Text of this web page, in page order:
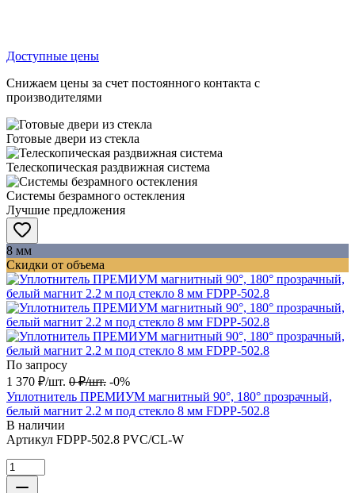
Доступные цены
Снижаем цены за счет постоянного контакта с
производителями
Готовые двери из стекла
Телескопическая раздвижная система
Системы безрамного остекления
Лучшие предложения
8 мм
Скидки от объема
По запросу
1 370 ₽/шт. 0 ₽/шт. -0%
Уплотнитель ПРЕМИУМ магнитный 90°, 180° прозрачный,
белый магнит 2.2 м под стекло 8 мм FDPP-502.8
В наличии
Артикул FDPP-502.8 PVC/CL-W